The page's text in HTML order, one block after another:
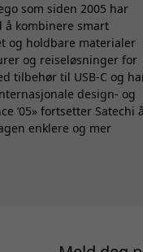
som siden 2005 har
å kombinere smart
og holdbare materialer
og reiseløsninger for
tilbehør til USB-C og
design- og
’05» fortsetter Satechi å
enklere og mer